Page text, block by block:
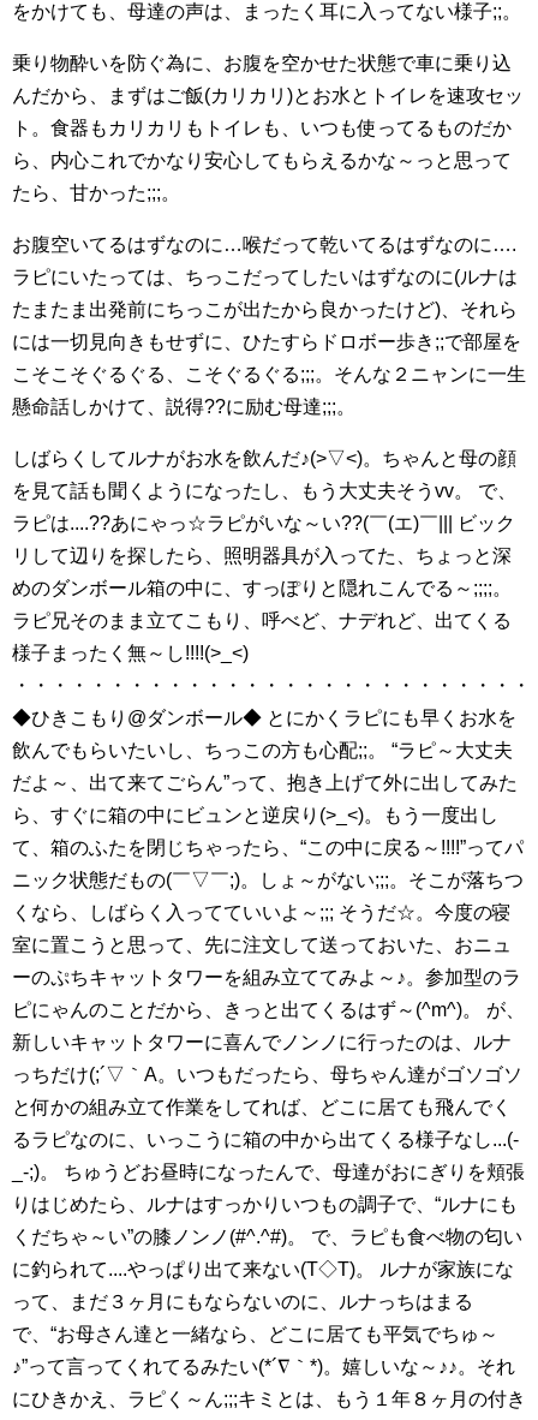
をかけても、母達の声は、まったく耳に入ってない様子;;。
乗り物酔いを防ぐ為に、お腹を空かせた状態で車に乗り込
んだから、まずはご飯(カリカリ)とお水とトイレを速攻セッ
ト。食器もカリカリもトイレも、いつも使ってるものだか
ら、内心これでかなり安心してもらえるかな～っと思って
たら、甘かった;;;。
お腹空いてるはずなのに…喉だって乾いてるはずなのに….
ラピにいたっては、ちっこだってしたいはずなのに(ルナは
たまたま出発前にちっこが出たから良かったけど)、それら
には一切見向きもせずに、ひたすらドロボー歩き;;で部屋を
こそこそぐるぐる、こそぐるぐる;;;。そんな２ニャンに一生
懸命話しかけて、説得??に励む母達;;;。
しばらくしてルナがお水を飲んだ♪(>▽<)。ちゃんと母の顔
を見て話も聞くようになったし、もう大丈夫そうvv。 で、
ラピは....??あにゃっ☆ラピがいな～い??(￣(エ)￣||| ビック
リして辺りを探したら、照明器具が入ってた、ちょっと深
めのダンボール箱の中に、すっぽりと隠れこんでる～;;;;。
ラピ兄そのまま立てこもり、呼べど、ナデれど、出てくる
様子まったく無～し!!!!(>_<)
・・・・・・・・・・・・・・・・・・・・・・・・・・・
◆ひきこもり@ダンボール◆ とにかくラピにも早くお水を
飲んでもらいたいし、ちっこの方も心配;;。 “ラピ～大丈夫
だよ～、出て来てごらん”って、抱き上げて外に出してみた
ら、すぐに箱の中にビュンと逆戻り(>_<)。もう一度出し
て、箱のふたを閉じちゃったら、“この中に戻る～!!!!”ってパ
ニック状態だもの(￣▽￣;)。しょ～がない;;;。そこが落ちつ
くなら、しばらく入ってていいよ～;;; そうだ☆。今度の寝
室に置こうと思って、先に注文して送っておいた、おニュ
ーのぷちキャットタワーを組み立ててみよ～♪。参加型のラ
ピにゃんのことだから、きっと出てくるはず～(^m^)。 が、
新しいキャットタワーに喜んでノンノに行ったのは、ルナ
っちだけ(;´▽｀A。いつもだったら、母ちゃん達がゴソゴソ
と何かの組み立て作業をしてれば、どこに居ても飛んでく
るラピなのに、いっこうに箱の中から出てくる様子なし...(-
_-;)。 ちゅうどお昼時になったんで、母達がおにぎりを頬張
りはじめたら、ルナはすっかりいつもの調子で、“ルナにも
くだちゃ～い”の膝ノンノ(#^.^#)。 で、ラピも食べ物の匂い
に釣られて....やっぱり出て来ない(T◇T)。 ルナが家族にな
って、まだ３ヶ月にもならないのに、ルナっちはまる
で、“お母さん達と一緒なら、どこに居ても平気でちゅ～
♪”って言ってくれてるみたい(*´∇｀*)。嬉しいな～♪♪。それ
にひきかえ、ラピく～ん;;;キミとは、もう１年８ヶ月の付き